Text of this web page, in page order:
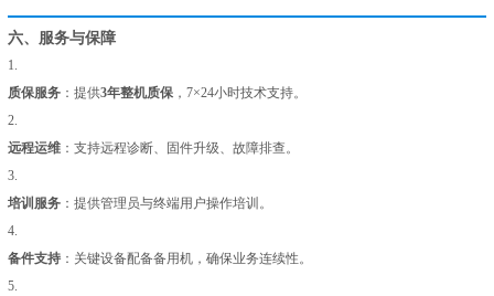
六、服务与保障
1.
质保服务：提供3年整机质保，7×24小时技术支持。
2.
远程运维：支持远程诊断、固件升级、故障排查。
3.
培训服务：提供管理员与终端用户操作培训。
4.
备件支持：关键设备配备备用机，确保业务连续性。
5.